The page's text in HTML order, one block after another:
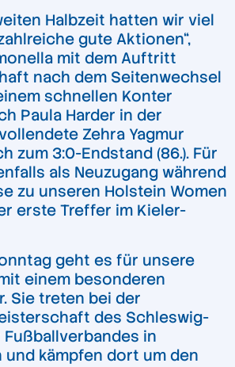
Halbzeit hatten wir viel
gute Aktionen“,
mit dem Auftritt
nach dem Seitenwechsel
schnellen Konter
Paula Harder in der
Zehra Yagmur
zum 3:0-Endstand (86.). Für
als Neuzugang während
zu unseren Holstein Women
erste Treffer im Kieler-
geht es für unsere
einem besonderen
Sie treten bei der
des Schleswig-
in
und kämpfen dort um den